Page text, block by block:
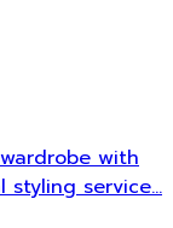
with
styling service…